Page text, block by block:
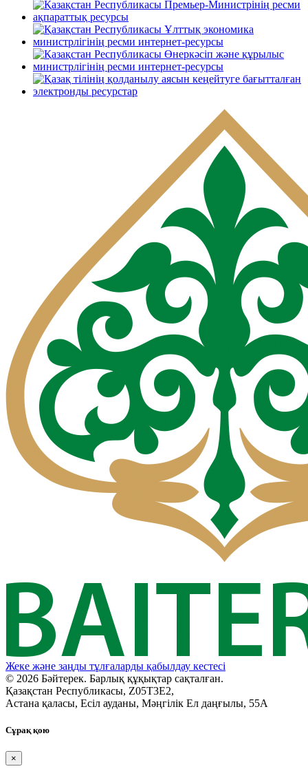
Жеке және заңды тұлғаларды қабылдау кестесі
© 2026 Бәйтерек. Барлық құқықтар сақталған.
Қазақстан Республикасы, Z05T3E2,
Астана қаласы, Есіл ауданы, Мәңгілік Ел даңғылы, 55А
Сұрақ қою
×